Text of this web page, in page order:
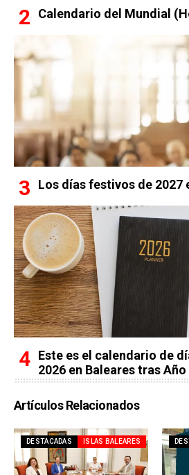
Calendario del Mundial
Los días festivos de 2027
Este es el calendario de
2026 en Baleares tras Año
Artículos Relacionados
DESTACADAS ISLAS BALEARES